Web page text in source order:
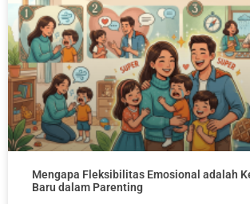
Mengapa Fleksibilitas Emosional adalah
Baru dalam Parenting